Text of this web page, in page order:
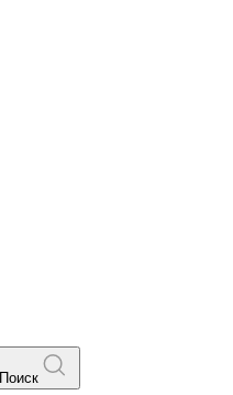
Поиск